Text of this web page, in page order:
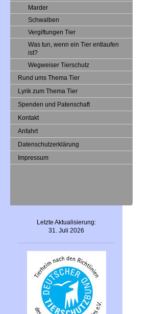
Marder
Schwalben
Vergiftungen Tier
Was tun, wenn ein Tier entlaufen
ist?
Wegweiser Tierschutz
Rund ums Thema Tier
Lyrik zum Thema Tier
Spenden und Patenschaft
Kontakt
Anfahrt
Datenschutzerklärung
Impressum
Letzte Aktualisierung:
31. Juli 2026